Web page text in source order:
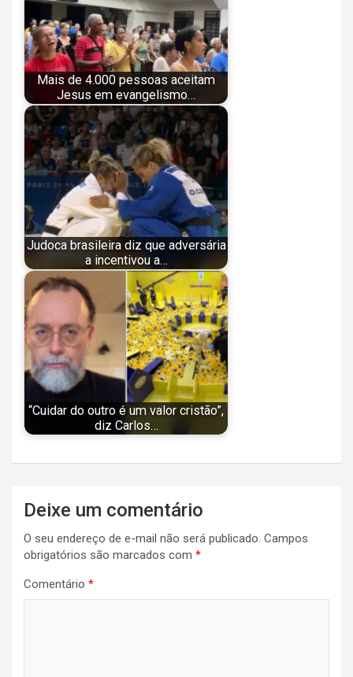
Mais de 4.000 pessoas aceitam
Jesus em evangelismo…
Judoca brasileira diz que adversária
a incentivou a…
“Cuidar do outro é um valor cristão”,
diz Carlos…
Navegação
de
Post
Deixe um comentário
O seu endereço de e-mail não será publicado. Campos
obrigatórios são marcados com *
Comentário *